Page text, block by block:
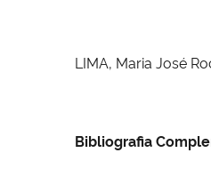
LIMA, Maria José
Bibliografia